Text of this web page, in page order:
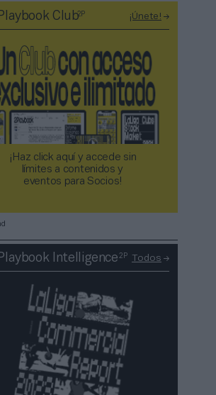
Club2P ¡Únete!
¡Haz click aquí y accede sin
límites a contenidos y
eventos para Socios!​​​​​​​
Intelligence2P Todos